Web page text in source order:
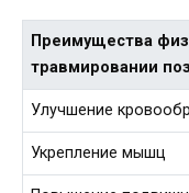
Преимущества
травмировании
Улучшение
Укрепление мышц